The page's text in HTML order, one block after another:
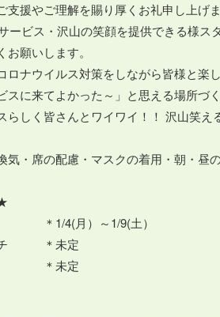
支援やご理解を賜り厚くお礼申し上げ
ービス・沢山の笑顔を提供できる様ス
願いします。
ロナウイルス対策をしながら皆様と楽
スに来てよかった～」と思える場所づ
らしく皆さんとワイワイ！！ 沢山笑
気・席の配慮・マスクの着用・朝・昼
1/4(月）～1/9(土）
ンチ ＊未定
＊未定